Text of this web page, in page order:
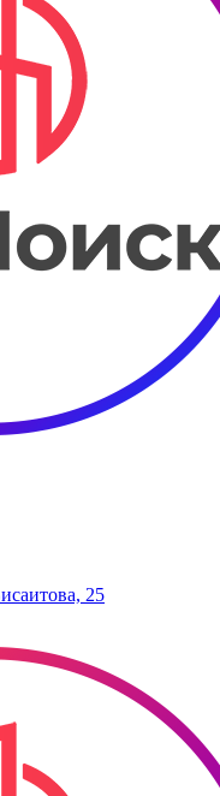
25